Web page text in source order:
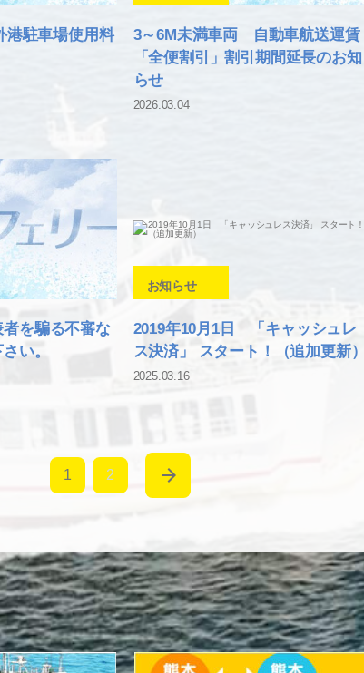
港駐車場使用料
3～6M未満車両 自動車航送運賃
「全便割引」割引期間延長のお知
らせ
2026.03.04
者を騙る不審な
い。
お知らせ
2019年10月1日 「キャッシュレ
ス決済」 スタート！（追加更新）
2025.03.16
1 2